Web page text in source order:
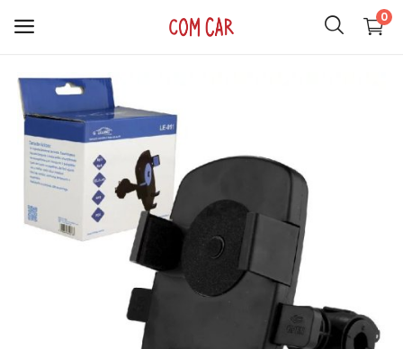
0
ACCESORIOS
CELULARES
HOGAR
AUDIO